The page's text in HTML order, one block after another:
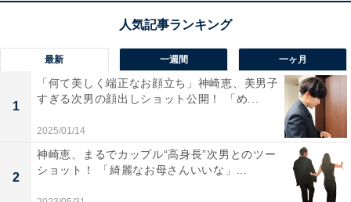
最新 一週間 一ヶ月
1
「何て美しく端正なお顔立ち」神崎恵、美男子
すぎる次男の顔出しショット公開！ 「め...
2025/01/14
2
神崎恵、まるでカップル“高身長”次男とのツー
ショット！ 「綺麗なお母さんいいな」...